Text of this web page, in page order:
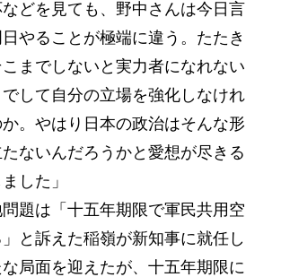
どを見ても、野中さんは今日言
やることが極端に違う。たたき
までしないと実力者になれない
して自分の立場を強化しなけれ
。やはり日本の政治はそんな形
ないんだろうかと愛想が尽きる
した」
題は「十五年期限で軍民共用空
と訴えた稲嶺が新知事に就任し
局面を迎えたが、十五年期限に